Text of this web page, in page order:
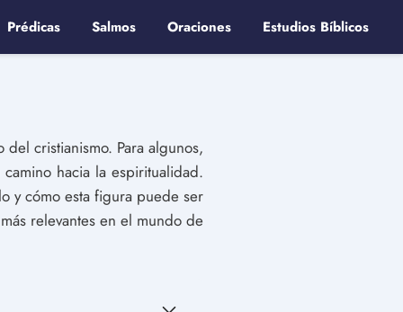
Prédicas Salmos Oraciones Estudios Bíblicos
cristianismo. Para algunos,
hacia la espiritualidad.
y cómo esta figura puede ser
relevantes en el mundo de